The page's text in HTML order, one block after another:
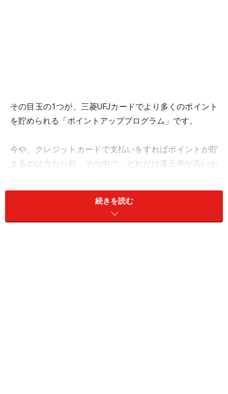
その目玉の1つが、三菱UFJカードでより多くのポイント
を貯められる「ポイントアッププログラム」です。
今や、クレジットカードで支払いをすればポイントが貯
まるのは当たり前。その中で、どれだけ還元率が高いか
三菱UFJカードでは、これまで最大5.5％だった特定加盟
店でのポイント還元率が、6月2日から通常7％にアッ
続きを読む